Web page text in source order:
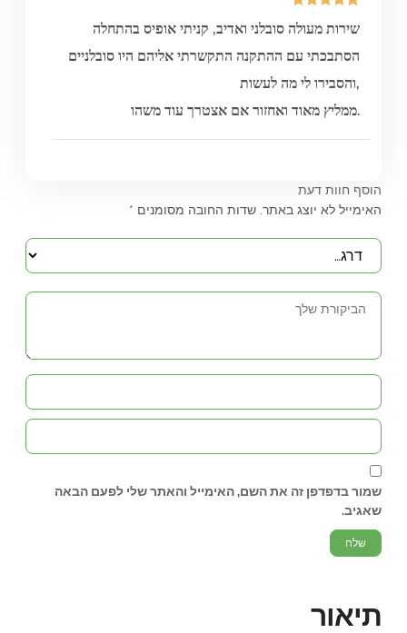
5.00
מתוך 5
דירוגים של
שירות מעולה סובלני ואדיב, קניתי אופיס בהתחלה
הסתבכתי עם ההתקנה התקשרתי אליהם היו סובלניים
והסבירו לי מה לעשות,
ממליץ מאוד ואחזור אם אצטרך עוד משהו.
הוסף חוות דעת
האימייל לא יוצג באתר. שדות החובה מסומנים *
שמור בדפדפן זה את השם, האימייל והאתר שלי לפעם הבאה
שאגיב.
תיאור